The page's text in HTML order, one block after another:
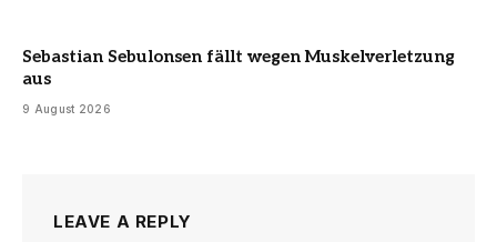
Sebastian Sebulonsen fällt wegen Muskelverletzung
aus
9 August 2026
LEAVE A REPLY